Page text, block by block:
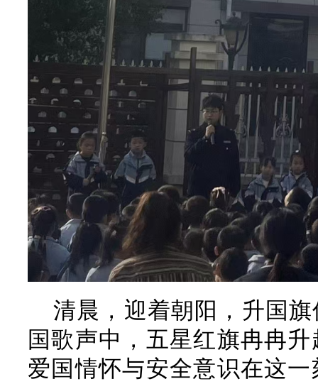
清晨，迎着朝阳，升国
国歌声中，五星红旗冉冉
爱国情怀与安全意识在这